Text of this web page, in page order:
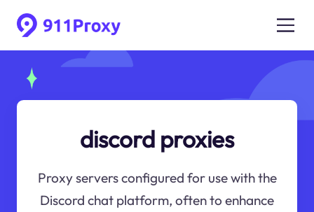
discord proxies
Proxy servers configured for use with the
Discord chat platform, often to enhance